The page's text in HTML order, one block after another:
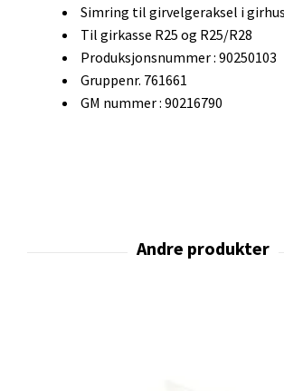
Simring til girvelgeraksel i girhus
Til girkasse R25 og R25/R28
Produksjonsnummer : 90250103
Gruppenr. 761661
GM nummer : 90216790